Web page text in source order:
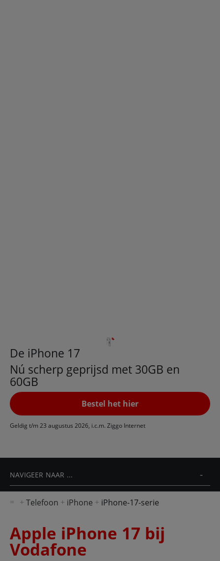
De iPhone 17
Nú scherp geprijsd met 30GB en
60GB
Bestel het hier
Geldig t/m 23 augustus 2026, i.c.m. Ziggo Internet
NAVIGEER NAAR ...
Telefoon iPhone iPhone-17-serie
Apple iPhone 17 bij
Vodafone